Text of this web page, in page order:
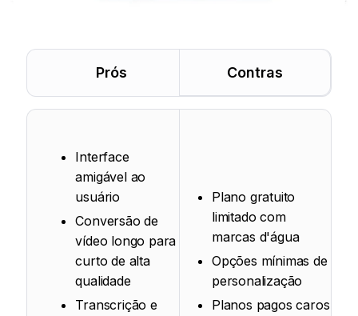
Prós Contras
Interface
amigável ao
usuário
Conversão de
vídeo longo para
curto de alta
qualidade
Transcrição e
Plano gratuito
limitado com
marcas d'água
Opções mínimas de
personalização
Planos pagos caros